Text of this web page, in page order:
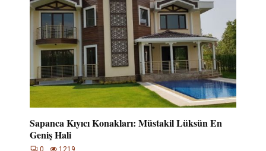
Sapanca Kıyıcı Konakları: Müstakil Lüksün En
Geniş Hali
0 1219